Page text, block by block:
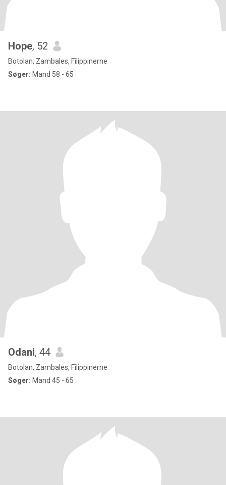
Hope, 52
Botolan, Zambales, Filippinerne
Søger: Mand 58 - 65
Odani, 44
Botolan, Zambales, Filippinerne
Søger: Mand 45 - 65